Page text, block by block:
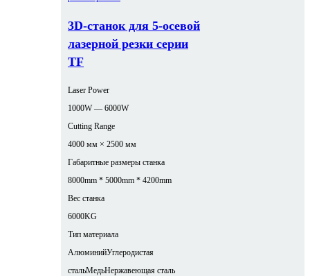
3D-станок для 5-осевой
лазерной резки серии
TF
Laser Power
1000W — 6000W
Cutting Range
4000 мм × 2500 мм
Габаритные размеры станка
8000mm * 5000mm * 4200mm
Вес станка
6000KG
Тип материала
АлюминийУглеродистая
стальМедьНержавеющая сталь